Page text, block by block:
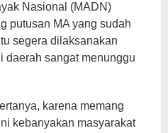
Nasional (MADN)
putusan MA yang sudah
segera dilaksanakan
daerah sangat menunggu
karena memang
kebanyakan masyarakat